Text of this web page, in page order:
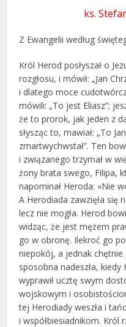
ks.
Z Ewangelii według
Król Herod posłyszał o
rozgłosu, i mówił: „Jan
i dlatego moce
mówili: „To jest Eliasz”;
że to prorok, jak jeden z
słysząc to, mawiał: „To
zmartwychwstał”. Ten
i związanego trzymał w
żony brata swego, Filipa,
napominał Heroda: «Nie
A Herodiada zawzięła się
lecz nie mogła. Herod
widząc, że jest mężem
go w obronę. Ilekroć go
niepokój, a jednak chętnie
sposobna nadeszła,
wyprawił ucztę swym
wojskowym i
tej Herodiady weszła i
i współbiesiadnikom. Król